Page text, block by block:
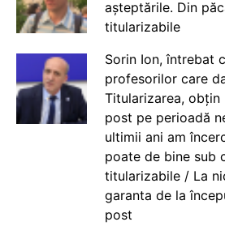
așteptările. Din
titularizabile
Sorin Ion, întrebat
profesorilor care
Titularizarea, obțin
post pe perioadă
ultimii ani am
poate de bine sub
titularizabile / La
garanta de la
post